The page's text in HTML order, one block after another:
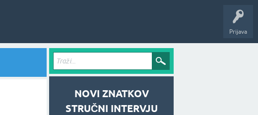
Prijava
NOVI ZNATKOV
STRUČNI INTERVJU